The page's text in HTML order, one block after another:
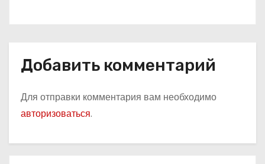
Добавить комментарий
Для отправки комментария вам необходимо
авторизоваться.